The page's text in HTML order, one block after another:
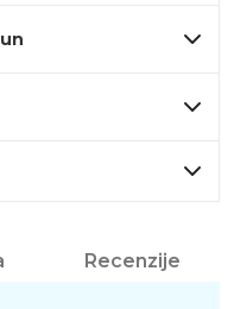
Recenzije